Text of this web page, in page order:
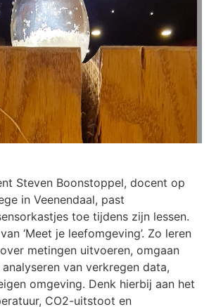
Steven Boonstoppel, docent op
in Veenendaal, past
toe tijdens zijn lessen.
‘Meet je leefomgeving’. Zo leren
metingen uitvoeren, omgaan
van verkregen data,
omgeving. Denk hierbij aan het
CO2-uitstoot en